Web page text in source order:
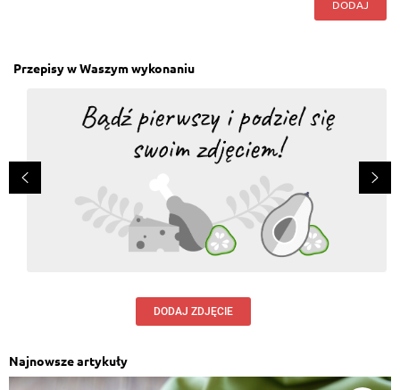
DODAJ
Przepisy w Waszym wykonaniu
DODAJ ZDJĘCIE
Najnowsze artykuły